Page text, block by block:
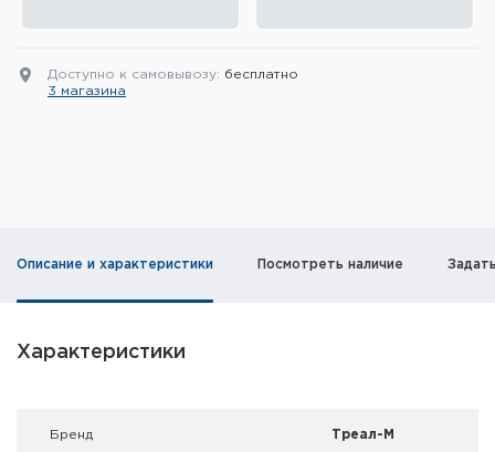
Туристическое снаряжение
Оружейные шкафы и сейфы
Доступно к самовывозу: бесплатно
3 магазина
Описание и характеристики Посмотреть наличие
Характеристики
Брeнд Треал-М